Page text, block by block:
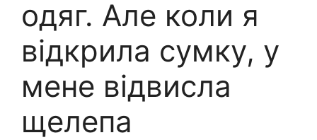
одяг. Але коли я
відкрила сумку, у
мене відвисла
щелепа